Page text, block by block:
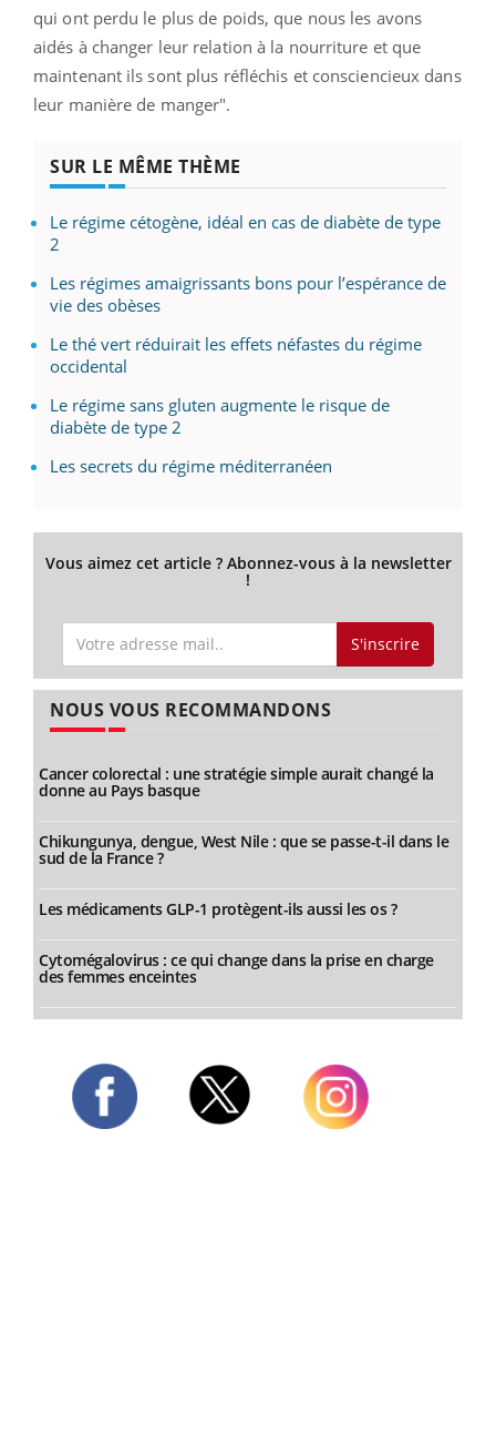
qui ont perdu le plus de poids, que nous les avons
aidés à changer leur relation à la nourriture et que
maintenant ils sont plus réfléchis et consciencieux dans
leur manière de manger".
SUR LE MÊME THÈME
Le régime cétogène, idéal en cas de diabète de type
2
Les régimes amaigrissants bons pour l’espérance de
vie des obèses
Le thé vert réduirait les effets néfastes du régime
occidental
Le régime sans gluten augmente le risque de
diabète de type 2
Les secrets du régime méditerranéen
Vous aimez cet article ? Abonnez-vous à la newsletter
!
S'inscrire
NOUS VOUS RECOMMANDONS
Cancer colorectal : une stratégie simple aurait changé la
donne au Pays basque
Chikungunya, dengue, West Nile : que se passe-t-il dans le
sud de la France ?
Les médicaments GLP-1 protègent-ils aussi les os ?
Cytomégalovirus : ce qui change dans la prise en charge
des femmes enceintes